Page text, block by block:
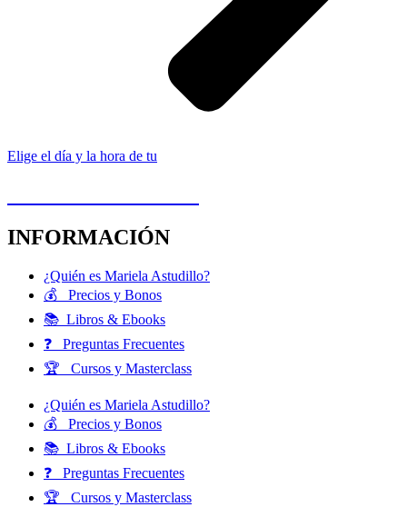
Elige el día y la hora de tu
INFORMACIÓN
¿Quién es Mariela Astudillo?
💰 Precios y Bonos
📚 Libros & Ebooks
❓ Preguntas Frecuentes
🏆 Cursos y Masterclass
¿Quién es Mariela Astudillo?
💰 Precios y Bonos
📚 Libros & Ebooks
❓ Preguntas Frecuentes
🏆 Cursos y Masterclass